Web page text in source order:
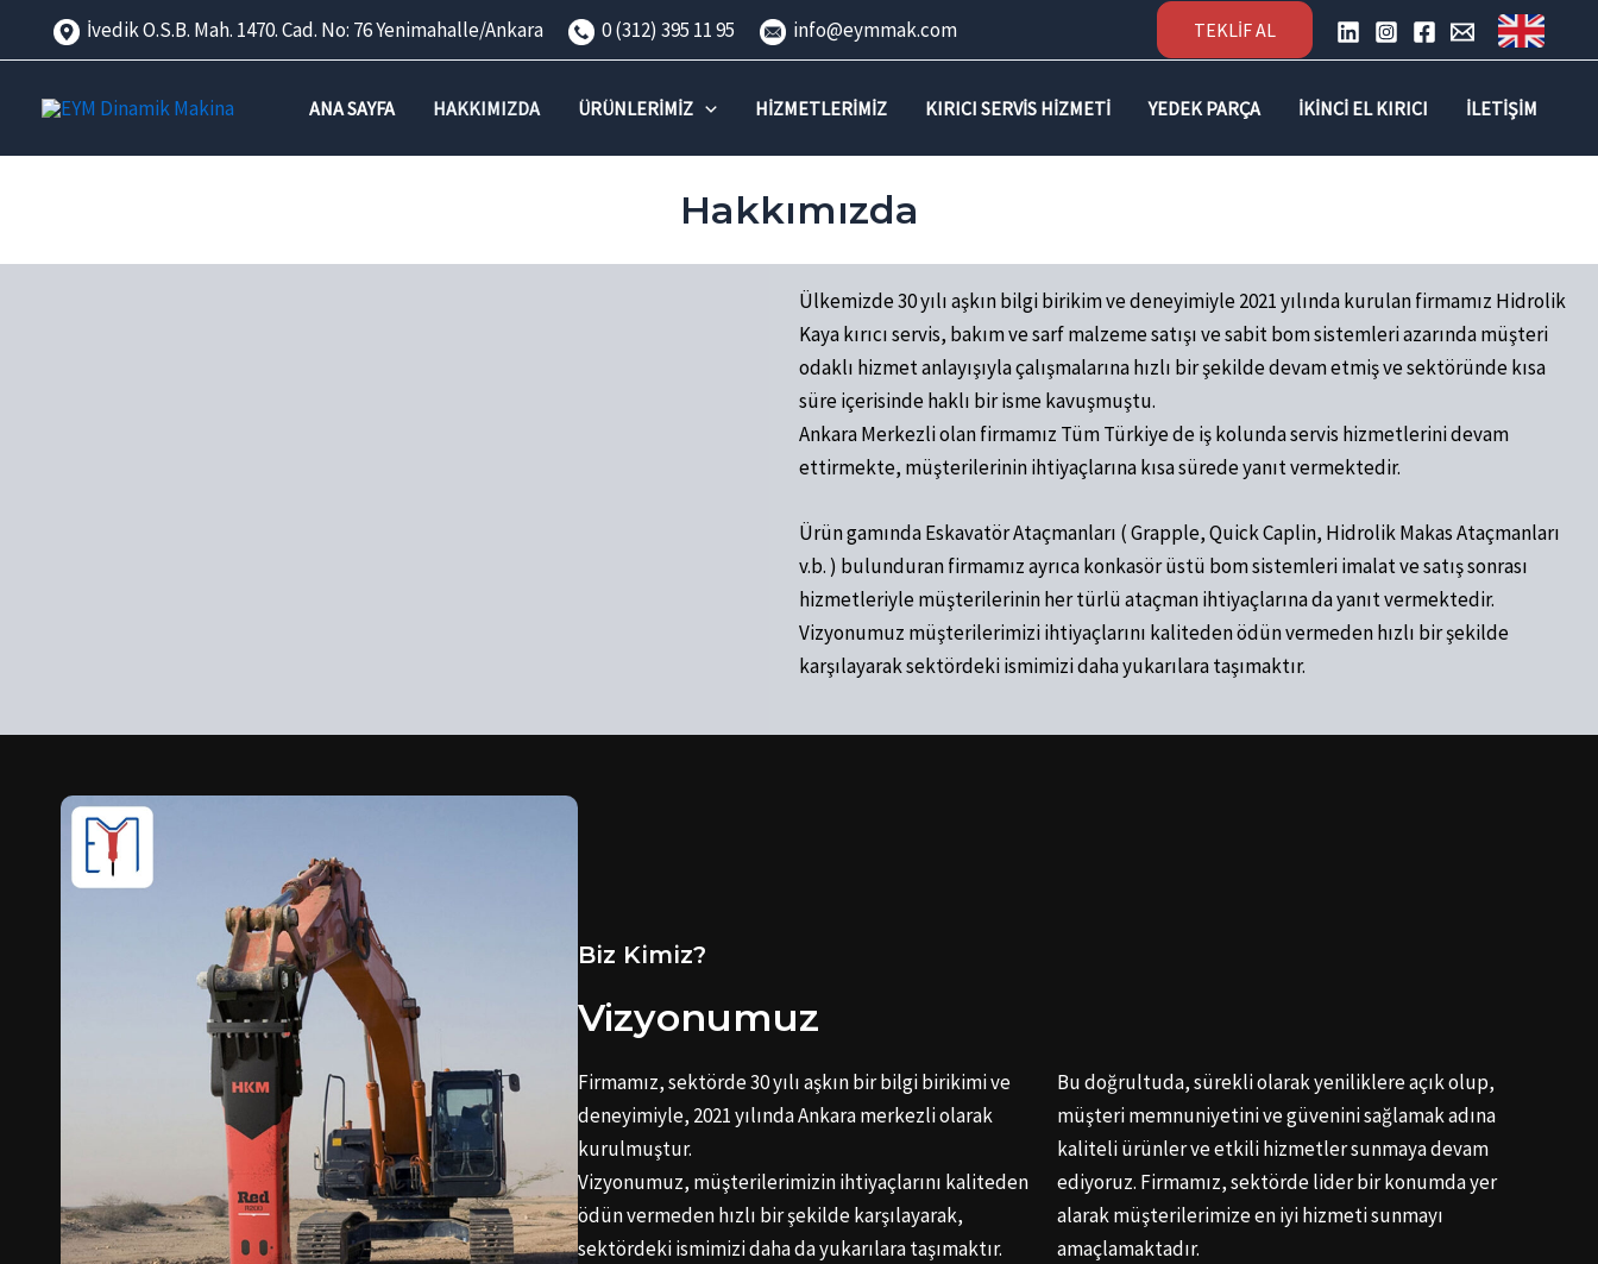
İvedik O.S.B. Mah. 1470. Cad. No: 76 Yenimahalle/Ankara 0 (312) 395 11 95 info@eymmak.com TEKLİF AL
ANA SAYFA HAKKIMIZDA ÜRÜNLERIMIZ HIZMETLERIMIZ KIRICI SERVIS HIZMETI YEDEK PARÇA İKINCI EL KIRICI İLETIŞIM
Hakkımızda
Ülkemizde 30 yılı aşkın bilgi birikim ve deneyimiyle 2021 yılında kurulan firmamız Hidrolik
Kaya kırıcı servis, bakım ve sarf malzeme satışı ve sabit bom sistemleri azarında müşteri
odaklı hizmet anlayışıyla çalışmalarına hızlı bir şekilde devam etmiş ve sektöründe kısa
süre içerisinde haklı bir isme kavuşmuştu.
Ankara Merkezli olan firmamız Tüm Türkiye de iş kolunda servis hizmetlerini devam
ettirmekte, müşterilerinin ihtiyaçlarına kısa sürede yanıt vermektedir.
Ürün gamında Eskavatör Ataçmanları ( Grapple, Quick Caplin, Hidrolik Makas Ataçmanları
v.b. ) bulunduran firmamız ayrıca konkasör üstü bom sistemleri imalat ve satış sonrası
hizmetleriyle müşterilerinin her türlü ataçman ihtiyaçlarına da yanıt vermektedir.
Vizyonumuz müşterilerimizi ihtiyaçlarını kaliteden ödün vermeden hızlı bir şekilde
karşılayarak sektördeki ismimizi daha yukarılara taşımaktır.
Biz Kimiz?
Vizyonumuz
Firmamız, sektörde 30 yılı aşkın bir bilgi birikimi ve
deneyimiyle, 2021 yılında Ankara merkezli olarak
kurulmuştur.
Vizyonumuz, müşterilerimizin ihtiyaçlarını kaliteden
ödün vermeden hızlı bir şekilde karşılayarak,
sektördeki ismimizi daha da yukarılara taşımaktır.
Bu doğrultuda, sürekli olarak yeniliklere açık olup,
müşteri memnuniyetini ve güvenini sağlamak adına
kaliteli ürünler ve etkili hizmetler sunmaya devam
ediyoruz. Firmamız, sektörde lider bir konumda yer
alarak müşterilerimize en iyi hizmeti sunmayı
amaçlamaktadır.